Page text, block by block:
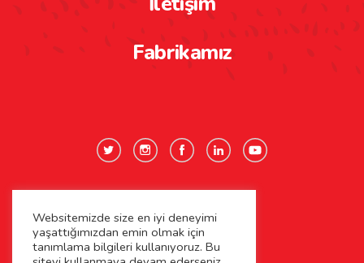
Fabrikamız
Gizlilik Politikası
Çerez Politikası
Websitemizde size en iyi deneyimi
yaşattığımızdan emin olmak için
tanımlama bilgileri kullanıyoruz. Bu